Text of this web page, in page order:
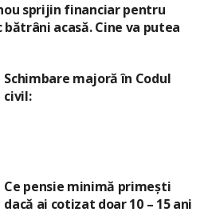
sprijin financiar pentru
acasă. Cine va putea
Schimbare majoră în Codul
civil:
Ce pensie minimă primești
dacă ai cotizat doar 10 – 15 ani